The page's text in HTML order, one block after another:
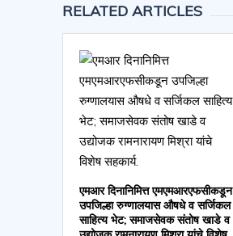
RELATED ARTICLES
एमआर दिनानिमित्त एमएमआरएफसीकडून
उपजिल्हा रुग्णालयास औषधे व सर्जिकल
साहित्य भेट; समाजसेवक संतोष खाडे व